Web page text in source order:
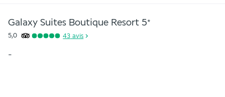
Galaxy Suites Boutique Resort 5*
5,0 43 avis
-